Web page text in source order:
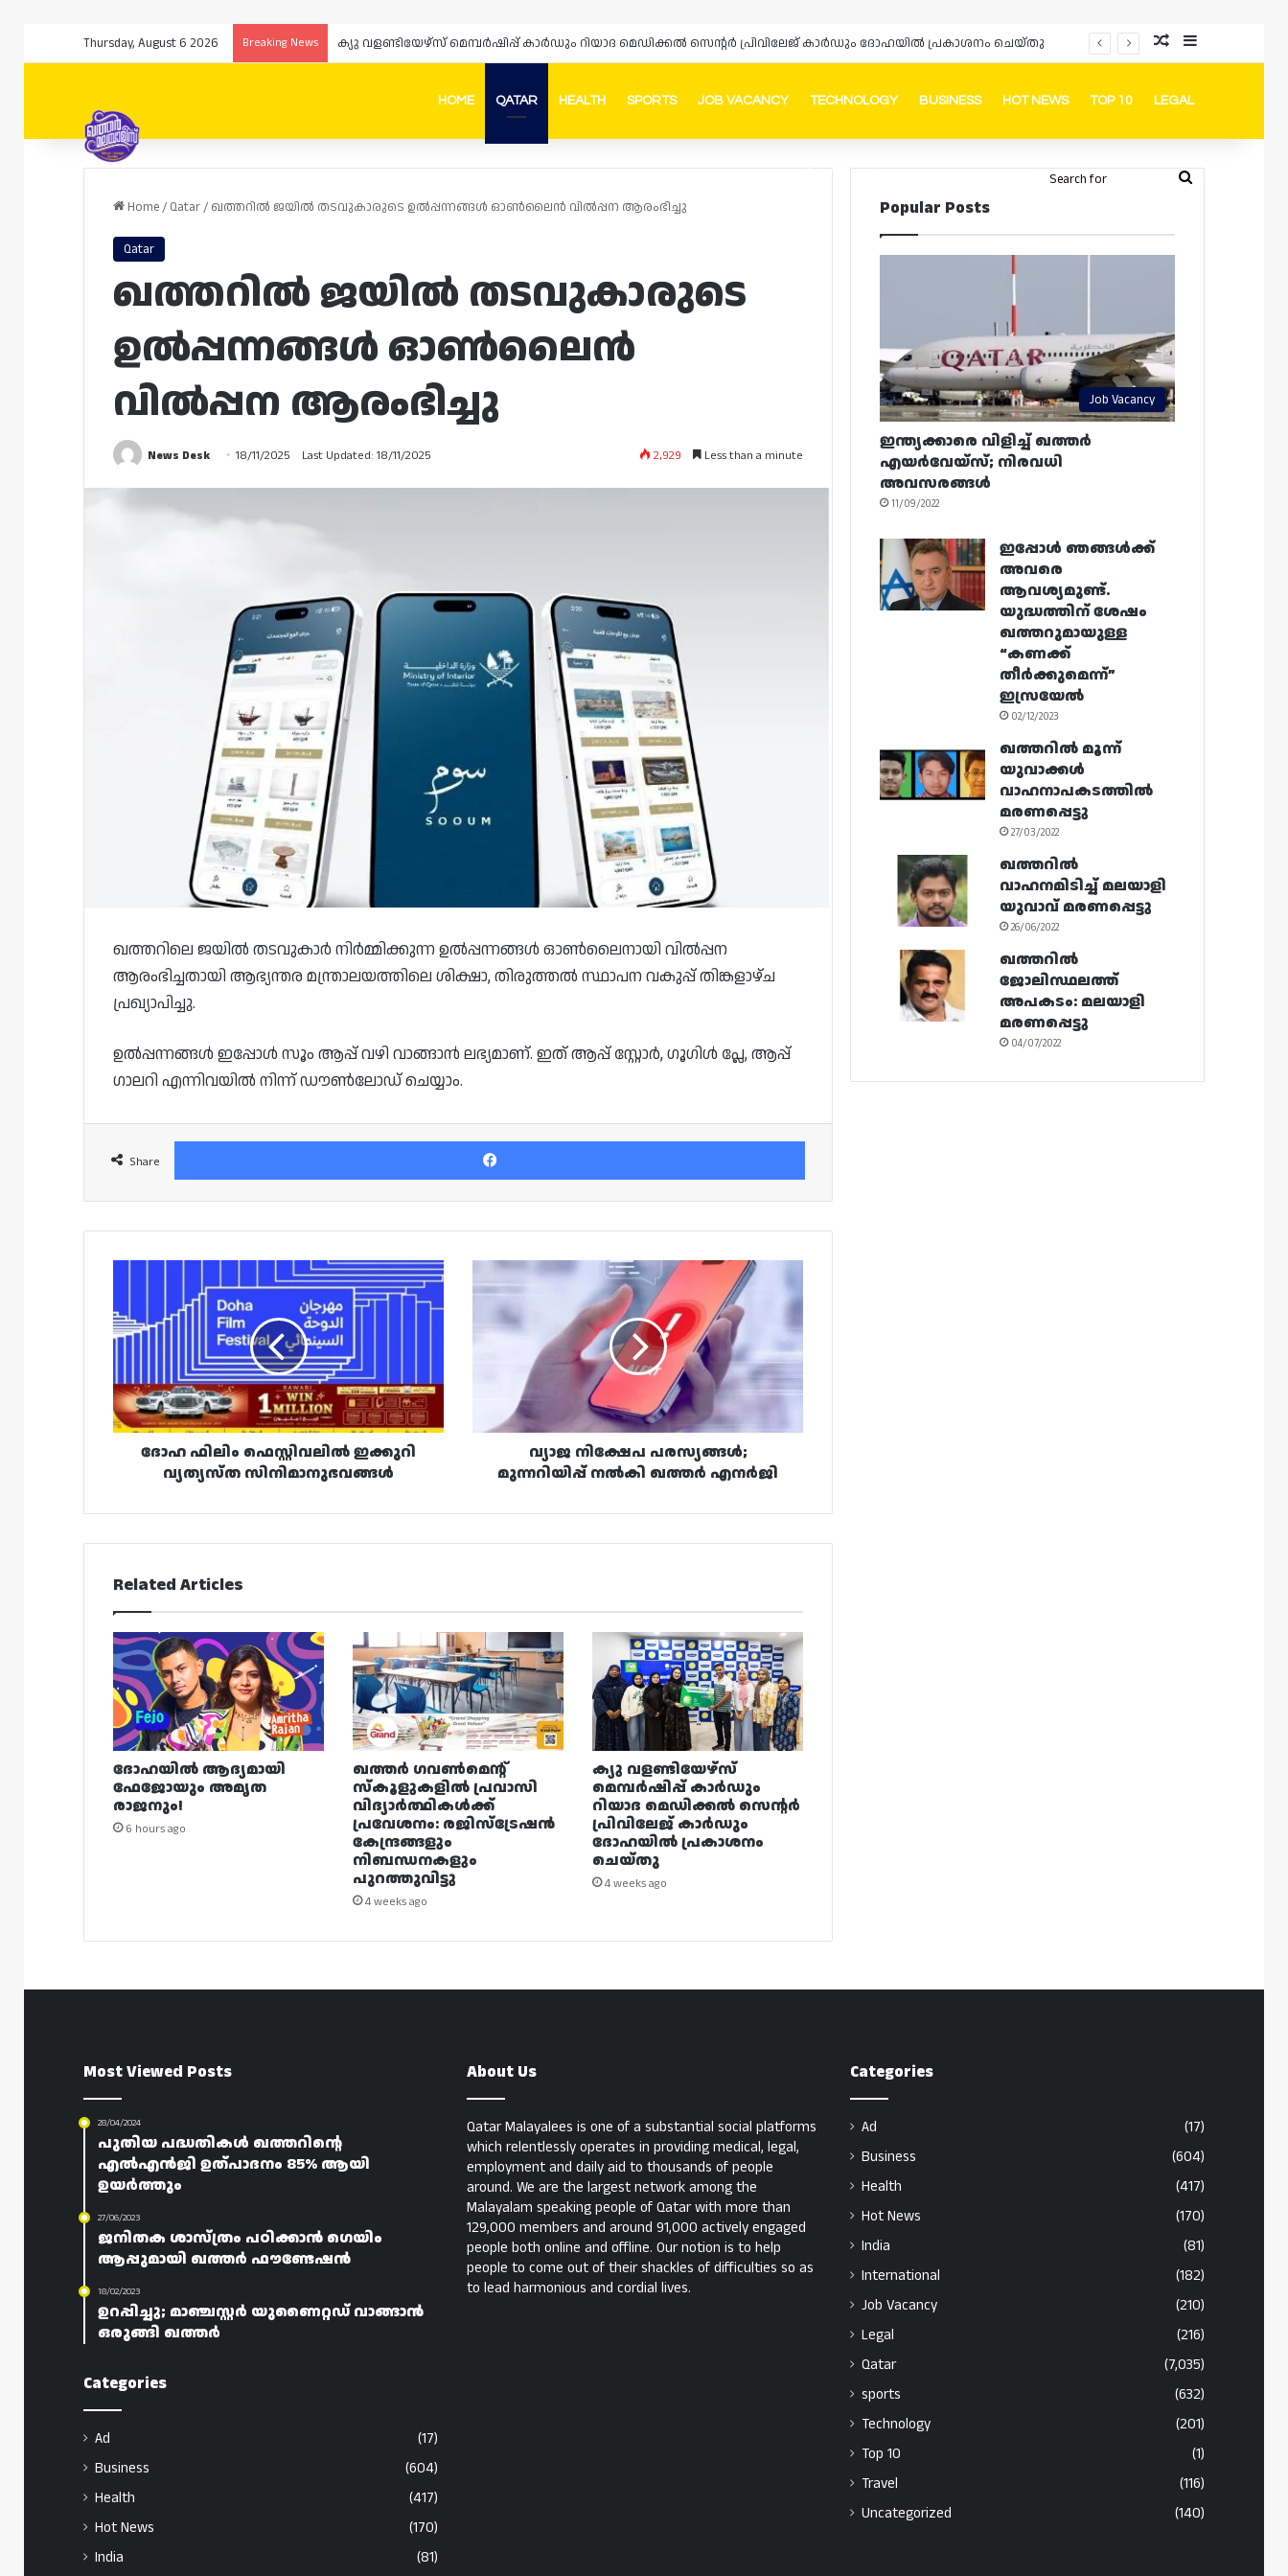
Thursday, August 6 2026 Breaking News ക്യു വളണ്ടിയേഴ്‌സ് മെമ്പർഷിപ്പ് കാർഡും റിയാദ മെഡിക്കൽ സെന്റർ പ്രിവിലേജ് കാർഡും ദോഹയിൽ പ്രകാശനം ചെയ്തു Random Article
Sidebar
HOME QATAR HEALTH SPORTS JOB VACANCY TECHNOLOGY BUSINESS HOT NEWS TOP 10 LEGAL
FacebookInstagram
Telegram
Whatsapp Random Article
Switch skin
Search
Home/ Qatar/ ഖത്തറിൽ ജയിൽ തടവുകാരുടെ ഉൽപ്പന്നങ്ങൾ ഓൺലൈൻ വിൽപ്പന ആരംഭിച്ചു
Qatar
ഖത്തറിൽ ജയിൽ തടവുകാരുടെ
ഉൽപ്പന്നങ്ങൾ ഓൺലൈൻ
വിൽപ്പന ആരംഭിച്ചു
News Desk 18/11/2025 Last Updated: 18/11/2025 2,929 Less than a minute
ഖത്തറിലെ ജയിൽ തടവുകാർ നിർമ്മിക്കുന്ന ഉൽപ്പന്നങ്ങൾ ഓൺലൈനായി വിൽപ്പന
ആരംഭിച്ചതായി ആഭ്യന്തര മന്ത്രാലയത്തിലെ ശിക്ഷാ, തിരുത്തൽ സ്ഥാപന വകുപ്പ് തിങ്കളാഴ്ച
പ്രഖ്യാപിച്ചു.
ഉൽപ്പന്നങ്ങൾ ഇപ്പോൾ സൂം ആപ്പ് വഴി വാങ്ങാൻ ലഭ്യമാണ്. ഇത് ആപ്പ് സ്റ്റോർ, ഗൂഗിൾ പ്ലേ, ആപ്പ്
ഗാലറി എന്നിവയിൽ നിന്ന് ഡൗൺലോഡ് ചെയ്യാം.
Share
Facebook
ഫെസ്റ്റിവലിൽ
ഇക്കുറി
സിനിമാനുഭവങ്ങൾ
ദോഹ ഫിലിം ഫെസ്റ്റിവലിൽ ഇക്കുറി
വ്യത്യസ്ത സിനിമാനുഭവങ്ങൾ
വ്യാജ
നിക്ഷേപ
പരസ്യങ്ങൾ;
മുന്നറിയിപ്പ്
എനർജി
വ്യാജ നിക്ഷേപ പരസ്യങ്ങൾ;
മുന്നറിയിപ്പ് നൽകി ഖത്തർ എനർജി
Related Articles
ദോഹയിൽ ആദ്യമായി
ഫേജോയും അമൃത
രാജനും!
6 hours ago
ഖത്തർ ഗവൺമെന്റ്
സ്കൂളുകളിൽ പ്രവാസി
വിദ്യാർത്ഥികൾക്ക്
പ്രവേശനം: രജിസ്ട്രേഷൻ
കേന്ദ്രങ്ങളും
നിബന്ധനകളും
പുറത്തുവിട്ടു
4 weeks ago
ക്യു വളണ്ടിയേഴ്‌സ്
മെമ്പർഷിപ്പ് കാർഡും
റിയാദ മെഡിക്കൽ സെന്റർ
പ്രിവിലേജ് കാർഡും
ദോഹയിൽ പ്രകാശനം
ചെയ്തു
4 weeks ago
Popular Posts
Job Vacancy
ഇന്ത്യക്കാരെ വിളിച്ച് ഖത്തർ
എയർവേയ്‌സ്; നിരവധി
അവസരങ്ങൾ
11/09/2022
ഇപ്പോൾ ഞങ്ങൾക്ക്
അവരെ
ആവശ്യമുണ്ട്.
യുദ്ധത്തിന് ശേഷം
ഖത്തറുമായുള്ള
“കണക്ക്
തീർക്കുമെന്ന്”
ഇസ്രയേൽ
02/12/2023
ഖത്തറിൽ മൂന്ന്
യുവാക്കൾ
വാഹനാപകടത്തിൽ
മരണപ്പെട്ടു
27/03/2022
ഖത്തറിൽ
വാഹനമിടിച്ച് മലയാളി
യുവാവ് മരണപ്പെട്ടു
26/06/2022
ഖത്തറിൽ
ജോലിസ്ഥലത്ത്
അപകടം: മലയാളി
മരണപ്പെട്ടു
04/07/2022
Most Viewed Posts
28/04/2024
പുതിയ പദ്ധതികൾ ഖത്തറിന്റെ
എൽഎൻജി ഉത്പാദനം 85% ആയി
ഉയർത്തും
27/06/2023
ജനിതക ശാസ്ത്രം പഠിക്കാൻ ഗെയിം
ആപ്പുമായി ഖത്തർ ഫൗണ്ടേഷൻ
18/02/2023
ഉറപ്പിച്ചു; മാഞ്ചസ്റ്റർ യുണൈറ്റഡ് വാങ്ങാൻ
ഒരുങ്ങി ഖത്തർ
Categories
Ad
(17)
Business
(604)
Health
(417)
Hot News
(170)
India
(81)
About Us
Qatar Malayalees is one of a substantial social platforms
which relentlessly operates in providing medical, legal,
employment and daily aid to thousands of people
around. We are the largest network among the
Malayalam speaking people of Qatar with more than
129,000 members and around 91,000 actively engaged
people both online and offline. Our notion is to help
people to come out of their shackles of difficulties so as
to lead harmonious and cordial lives.
Categories
Ad
(17)
Business
(604)
Health
(417)
Hot News
(170)
India
(81)
International
(182)
Job Vacancy
(210)
Legal
(216)
Qatar
(7,035)
sports
(632)
Technology
(201)
Top 10
(1)
Travel
(116)
Uncategorized
(140)